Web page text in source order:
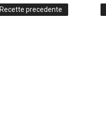
Recette precedente